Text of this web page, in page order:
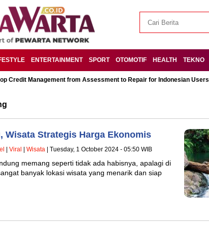
ENTERTAINMENT SPORT OTOMOTIF HEALTH TEKNO
Credit Management from Assessment to Repair for Indonesian Users
Wisata Strategis Harga Ekonomis
Viral Wisata | Tuesday, 1 October 2024 - 05:50 WIB
memang seperti tidak ada habisnya, apalagi di
banyak lokasi wisata yang menarik dan siap